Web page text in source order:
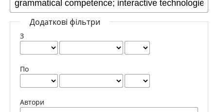
Додаткові фільтри
З
По
Автори